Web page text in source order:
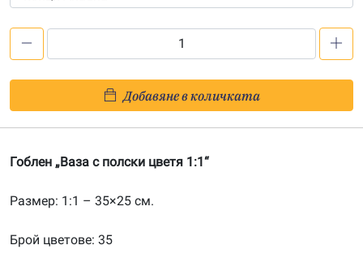
с
полски
1:1
Добавяне в количката
Гоблен „Ваза с полски цветя 1:1“
Размер: 1:1 – 35×25 см.
Брой цветове: 35